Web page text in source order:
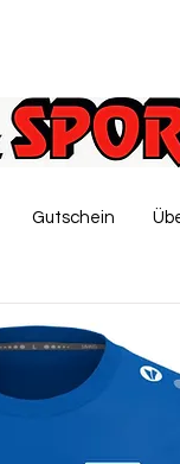
Gutschein